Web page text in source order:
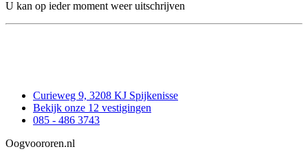
U kan op ieder moment weer uitschrijven
Curieweg 9, 3208 KJ Spijkenisse
Bekijk onze 12 vestigingen
085 - 486 3743
Oogvoororen.nl